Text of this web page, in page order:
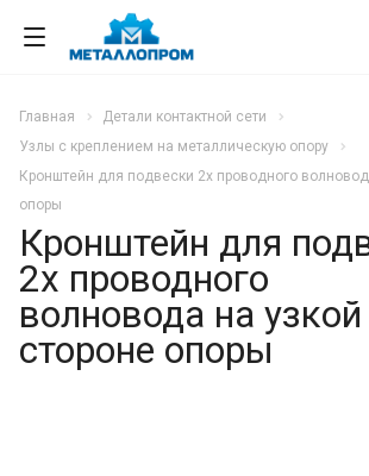
Главная
Детали контактной сети
Узлы с креплением на металлическую опору
Кронштейн для подвески 2х проводного
опоры
Кронштейн для
2х проводного
волновода на узкой
стороне опоры